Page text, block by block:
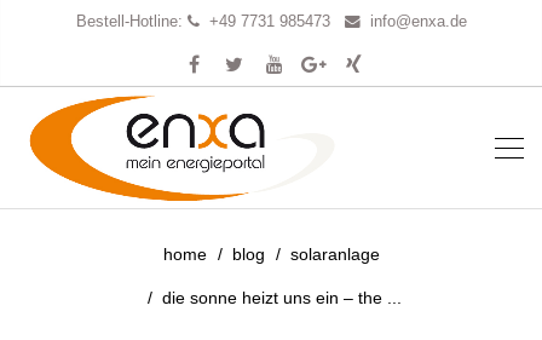
Bestell-Hotline: +49 7731 985473 info@enxa.de
home blog solaranlage
die sonne heizt uns ein – the ...